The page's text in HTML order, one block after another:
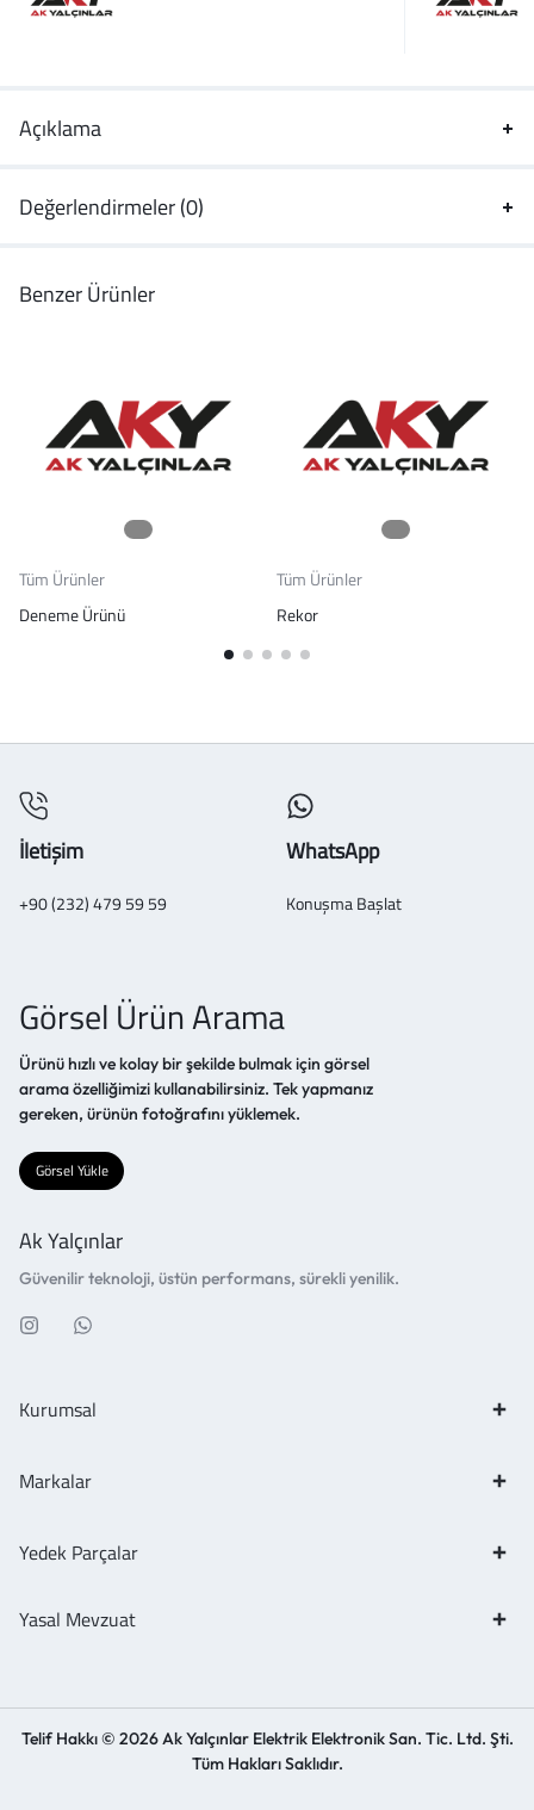
Açıklama
Değerlendirmeler (0)
Benzer Ürünler
Tüm Ürünler
Deneme Ürünü
Tüm Ürünler
Rekor
İletişim
+90 (232) 479 59 59
WhatsApp
Konuşma Başlat
Görsel Ürün Arama
Ürünü hızlı ve kolay bir şekilde bulmak için görsel
arama özelliğimizi kullanabilirsiniz. Tek yapmanız
gereken, ürünün fotoğrafını yüklemek.
Görsel Yükle
Ak Yalçınlar
Güvenilir teknoloji, üstün performans, sürekli yenilik.
Kurumsal
Markalar
Yedek Parçalar
Yasal Mevzuat
Telif Hakkı © 2026 Ak Yalçınlar Elektrik Elektronik San. Tic. Ltd. Şti.
Tüm Hakları Saklıdır.